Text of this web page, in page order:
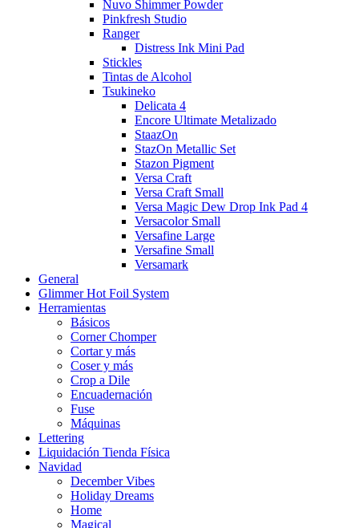
Nuvo Shimmer Powder
Pinkfresh Studio
Ranger
Distress Ink Mini Pad
Stickles
Tintas de Alcohol
Tsukineko
Delicata 4
Encore Ultimate Metalizado
StaazOn
StazOn Metallic Set
Stazon Pigment
Versa Craft
Versa Craft Small
Versa Magic Dew Drop Ink Pad 4
Versacolor Small
Versafine Large
Versafine Small
Versamark
General
Glimmer Hot Foil System
Herramientas
Básicos
Corner Chomper
Cortar y más
Coser y más
Crop a Dile
Encuadernación
Fuse
Máquinas
Lettering
Liquidación Tienda Física
Navidad
December Vibes
Holiday Dreams
Home
Magical